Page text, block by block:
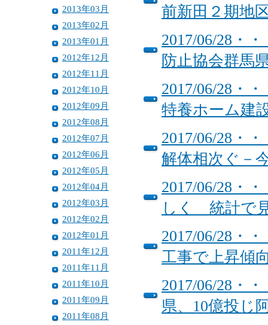
2013年03月
2013年02月
2013年01月
2012年12月
2012年11月
2012年10月
2012年09月
2012年08月
2012年07月
2012年06月
2012年05月
2012年04月
2012年03月
2012年02月
2012年01月
2011年12月
2011年11月
2011年10月
2011年09月
2011年08月
前新田２期地
2017/06/28・
防止協会群馬
2017/06/28・
特養ホーム建
2017/06/28・
解体相次ぐ－
2017/06/28・
しく 統計で
2017/06/28・
工事で上昇傾
2017/06/28・
県、10億投じ